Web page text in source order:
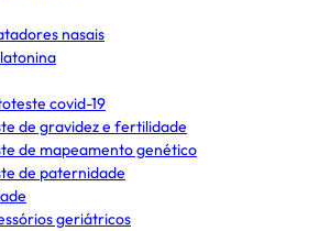
nasais
covid-19
de gravidez e fertilidade
de mapeamento genético
de paternidade
geriátricos